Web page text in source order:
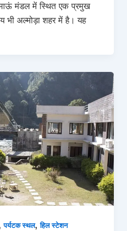
मंडल में स्थित एक प्रमुख
भी अल्मोड़ा शहर में है। यह
पर्यटक स्थल,हिल स्टेशन